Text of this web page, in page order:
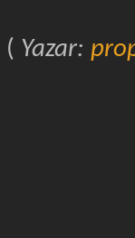
( Yazar: